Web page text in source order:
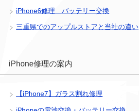
iPhone6修理 バッテリー交換
三重県でのアップルストアと当社の違い
iPhone修理の案内
【iPhone7】ガラス割れ修理